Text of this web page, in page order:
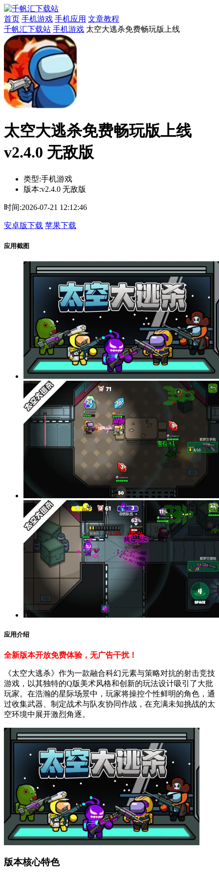
首页 手机游戏 手机应用 文章教程
千帆汇下载站 手机游戏 太空大逃杀免费畅玩版上线
太空大逃杀免费畅玩版上线
v2.4.0 无敌版
类型:手机游戏
版本:v2.4.0 无敌版
时间:2026-07-21 12:12:46
安卓版下载 苹果下载
应用截图
应用介绍
全新版本开放免费体验，无广告干扰！
《太空大逃杀》作为一款融合科幻元素与策略对抗的射击竞技
游戏，以其独特的Q版美术风格和创新的玩法设计吸引了大批
玩家。在浩瀚的星际场景中，玩家将操控个性鲜明的角色，通
过收集武器、制定战术与队友协同作战，在充满未知挑战的太
空环境中展开激烈角逐。
版本核心特色